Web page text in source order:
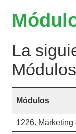
La
Módulos
1226. Marketing